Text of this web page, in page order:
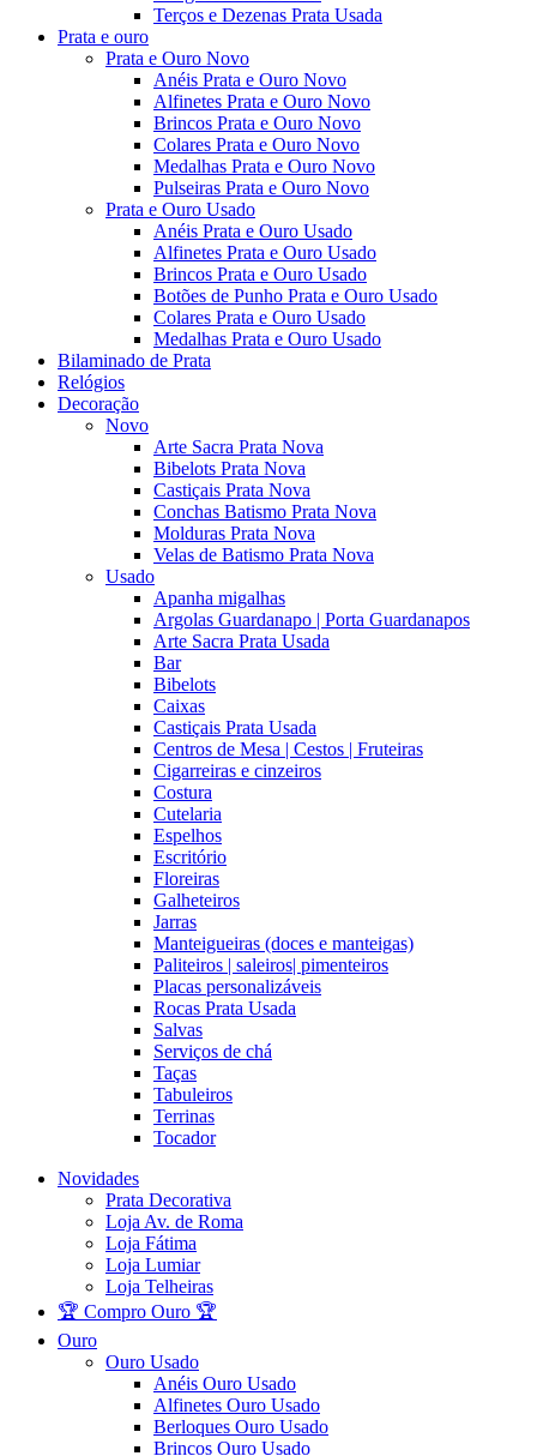
Terços e Dezenas Prata Usada
Prata e ouro
Prata e Ouro Novo
Anéis Prata e Ouro Novo
Alfinetes Prata e Ouro Novo
Brincos Prata e Ouro Novo
Colares Prata e Ouro Novo
Medalhas Prata e Ouro Novo
Pulseiras Prata e Ouro Novo
Prata e Ouro Usado
Anéis Prata e Ouro Usado
Alfinetes Prata e Ouro Usado
Brincos Prata e Ouro Usado
Botões de Punho Prata e Ouro Usado
Colares Prata e Ouro Usado
Medalhas Prata e Ouro Usado
Bilaminado de Prata
Relógios
Decoração
Novo
Arte Sacra Prata Nova
Bibelots Prata Nova
Castiçais Prata Nova
Conchas Batismo Prata Nova
Molduras Prata Nova
Velas de Batismo Prata Nova
Usado
Apanha migalhas
Argolas Guardanapo | Porta Guardanapos
Arte Sacra Prata Usada
Bar
Bibelots
Caixas
Castiçais Prata Usada
Centros de Mesa | Cestos | Fruteiras
Cigarreiras e cinzeiros
Costura
Cutelaria
Espelhos
Escritório
Floreiras
Galheteiros
Jarras
Manteigueiras (doces e manteigas)
Paliteiros | saleiros| pimenteiros
Placas personalizáveis
Rocas Prata Usada
Salvas
Serviços de chá
Taças
Tabuleiros
Terrinas
Tocador
Novidades
Prata Decorativa
Loja Av. de Roma
Loja Fátima
Loja Lumiar
Loja Telheiras
🏆 Compro Ouro 🏆
Ouro
Ouro Usado
Anéis Ouro Usado
Alfinetes Ouro Usado
Berloques Ouro Usado
Brincos Ouro Usado